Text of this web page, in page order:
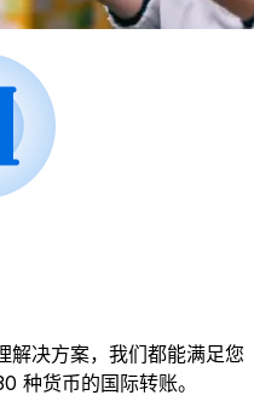
解决方案，我们都能满足您
种货币的国际转账。